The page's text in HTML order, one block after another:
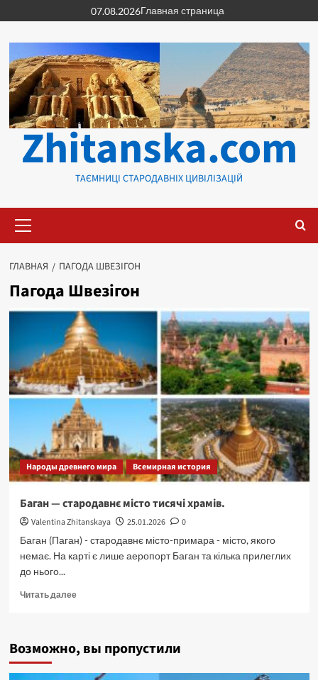
к
содержимому
07.08.2026Главная страница
Zhitanska.com
ТАЄМНИЦІ СТАРОДАВНІХ ЦИВІЛІЗАЦІЙ
меню
ГЛАВНАЯ ПАГОДА ШВЕЗІГОН
Пагода Швезігон
Народы древнего мира Всемирная история
Баган — стародавнє місто тисячі храмів.
Valentina Zhitanskaya 25.01.2026
0
Баган (Паган) - стародавнє місто-примара - місто, якого
немає. На карті є лише аеропорт Баган та кілька прилеглих
до нього...
Читать далееПрочитать
—
місто
Возможно, вы пропустили